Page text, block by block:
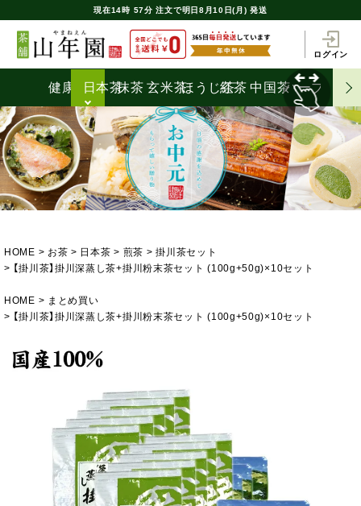
現在14時 57分 注文で明日8月10日(月) 発送
ログイン
健康茶日本茶抹茶 玄米茶ほうじ茶
紅茶 中国茶ハーブティ
HOME お茶 日本茶 煎茶
掛川茶セット
【掛川茶】掛川深蒸し茶+掛川粉末茶セット (100g+50g)×10セット
HOME
まとめ買い
【掛川茶】掛川深蒸し茶+掛川粉末茶セット (100g+50g)×10セット